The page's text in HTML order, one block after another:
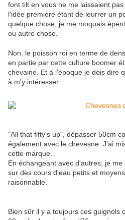
font tilt en vous ne me laissaient
l'idée première étant de leurrer un
quelque chose, je me moquais
ou autre chose.
Non, le poisson roi en terme de
en partie par cette culture boomer
chevaine. Et à l'époque je dois dire
à m'y intéresser.
"All that fifty's up", dépasser 50cm
également avec le chevesne. J'ai
cette marque.
En échangeant avec d'autres, je
sur des cours d'eau petits et
raisonnable.
Bien sûr il y a toujours ces guignols